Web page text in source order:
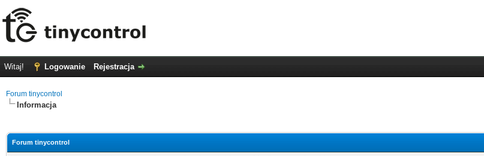
Witaj! Logowanie Rejestracja
Forum tinycontrol
Informacja
Forum tinycontrol